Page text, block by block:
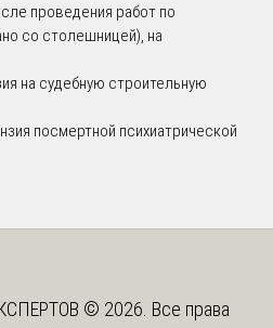
проведения работ по
со столешницей), на
на судебную строительную
посмертной психиатрической
© 2026. Все права